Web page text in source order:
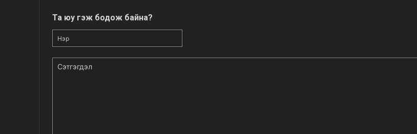
Та юу гэж бодож байна?